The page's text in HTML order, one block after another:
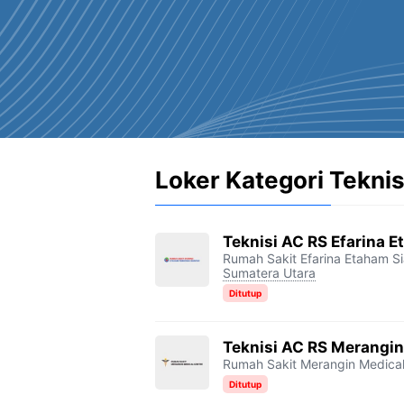
Loker Kategori
Teknisi AC RS Efarina
Rumah Sakit Efarina Etaham
Sumatera Utara
Ditutup
Teknisi AC RS
Rumah Sakit Merangin
Ditutup